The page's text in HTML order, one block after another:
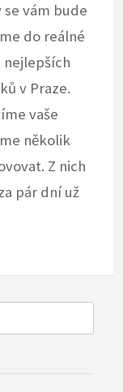
vám bude
do reálné
nejlepších
v Praze.
vaše
několik
Z nich
pár dní už